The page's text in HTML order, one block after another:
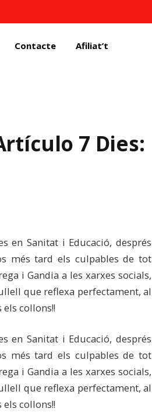
Contacte Afiliat’t
7 Dies:
en Sanitat i Educació, després
més tard els culpables de tot
i Gandia a les xarxes socials,
que reflexa perfectament, al
collons!!
en Sanitat i Educació, després
més tard els culpables de tot
i Gandia a les xarxes socials,
que reflexa perfectament, al
collons!!